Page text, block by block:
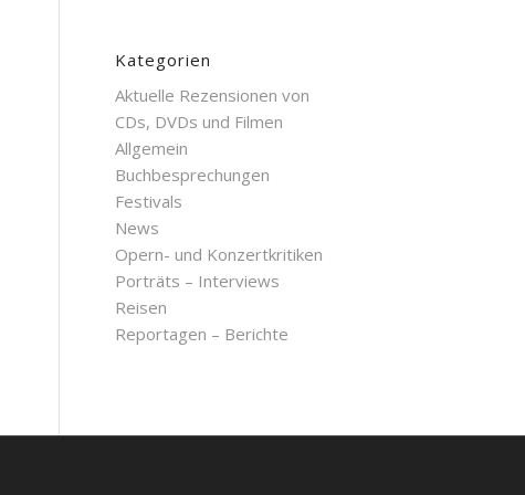
Kategorien
Aktuelle Rezensionen von
CDs, DVDs und Filmen
Allgemein
Buchbesprechungen
Festivals
News
Opern- und Konzertkritiken
Porträts – Interviews
Reisen
Reportagen – Berichte